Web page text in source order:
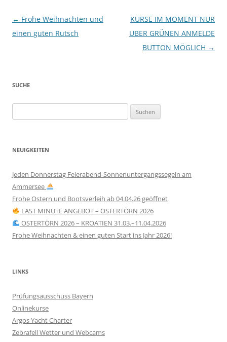
Artikel-Navigation
← Frohe Weihnachten und
einen guten Rutsch
KURSE IM MOMENT NUR
UBER GRÜNEN ANMELDE
BUTTON MÖGLICH →
SUCHE
nach:
NEUIGKEITEN
Jeden Donnerstag Feierabend-Sonnenuntergangssegeln am
Ammersee
Frohe Ostern und Bootsverleih ab 04.04.26 geöffnet
LAST MINUTE ANGEBOT – OSTERTÖRN 2026
OSTERTÖRN 2026 – KROATIEN 31.03.–11.04.2026
Frohe Weihnachten & einen guten Start ins Jahr 2026!
LINKS
Prüfungsausschuss Bayern
Onlinekurse
Argos Yacht Charter
Zebrafell Wetter und Webcams